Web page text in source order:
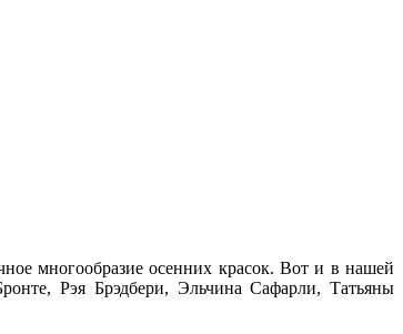
многообразие осенних красок. Вот и в нашей
Рэя Брэдбери, Эльчина Сафарли, Татьяны